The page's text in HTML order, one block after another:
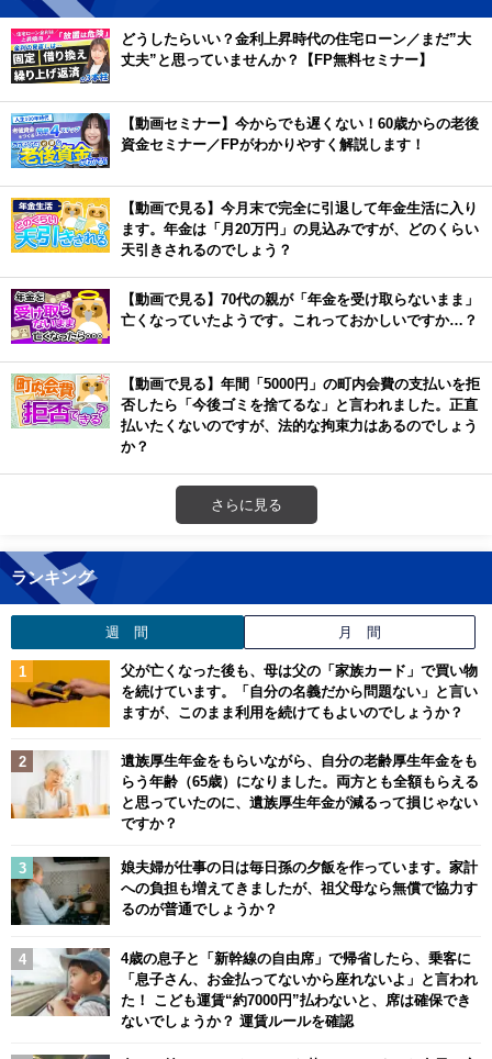
どうしたらいい？金利上昇時代の住宅ローン／まだ”大
丈夫”と思っていませんか？【FP無料セミナー】
【動画セミナー】今からでも遅くない！60歳からの老後
資金セミナー／FPがわかりやすく解説します！
【動画で見る】今月末で完全に引退して年金生活に入り
ます。年金は「月20万円」の見込みですが、どのくらい
天引きされるのでしょう？
【動画で見る】70代の親が「年金を受け取らないまま」
亡くなっていたようです。これっておかしいですか…？
【動画で見る】年間「5000円」の町内会費の支払いを拒
否したら「今後ゴミを捨てるな」と言われました。正直
払いたくないのですが、法的な拘束力はあるのでしょう
か？
さらに見る
ランキング
週 間 月 間
父が亡くなった後も、母は父の「家族カード」で買い物
を続けています。「自分の名義だから問題ない」と言い
ますが、このまま利用を続けてもよいのでしょうか？
遺族厚生年金をもらいながら、自分の老齢厚生年金をも
らう年齢（65歳）になりました。両方とも全額もらえる
と思っていたのに、遺族厚生年金が減るって損じゃない
ですか？
娘夫婦が仕事の日は毎日孫の夕飯を作っています。家計
への負担も増えてきましたが、祖父母なら無償で協力す
るのが普通でしょうか？
4歳の息子と「新幹線の自由席」で帰省したら、乗客に
「息子さん、お金払ってないから座れないよ」と言われ
た！ こども運賃“約7000円”払わないと、席は確保でき
ないでしょうか？ 運賃ルールを確認